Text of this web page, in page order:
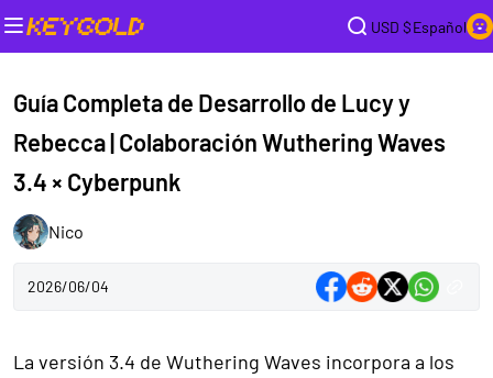
USD $Español
Guía Completa de Desarrollo de Lucy y
Rebecca | Colaboración Wuthering Waves
3.4 × Cyberpunk
Nico
2026/06/04
La versión 3.4 de Wuthering Waves incorpora a los